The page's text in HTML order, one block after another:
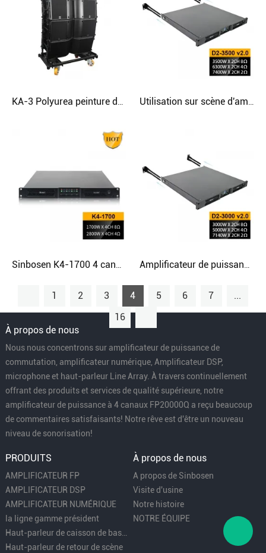
1 2 3 4 5 6 7
...
16
À propos de nous
Nous nous concentrons sur amplificateur de puissance de
commutation, amplificateur numérique, Amplificateur DSP,
microphone et haut-parleur Line Array. À travers continuellement
offrant des produits et services de qualité supérieure, notre
amplificateur de puissance à 4 canaux FP20000Q a reçu beaucoup
de commentaires satisfaisants! Notre rêve est d'être un nouveau
niveau de sonorisation!
PRODUITS
AMPLIFICATEUR FP
AMPLIFICATEUR DSP
AMPLIFICATEUR NUMÉRIQUE
la ligne gamme président
Haut-parleur de caisson de basses
Haut-parleur de retour de scène
À propos de nous
A propos de Sinbosen
Visite d'usine
Notre histoire
NOTRE ÉQUIPE